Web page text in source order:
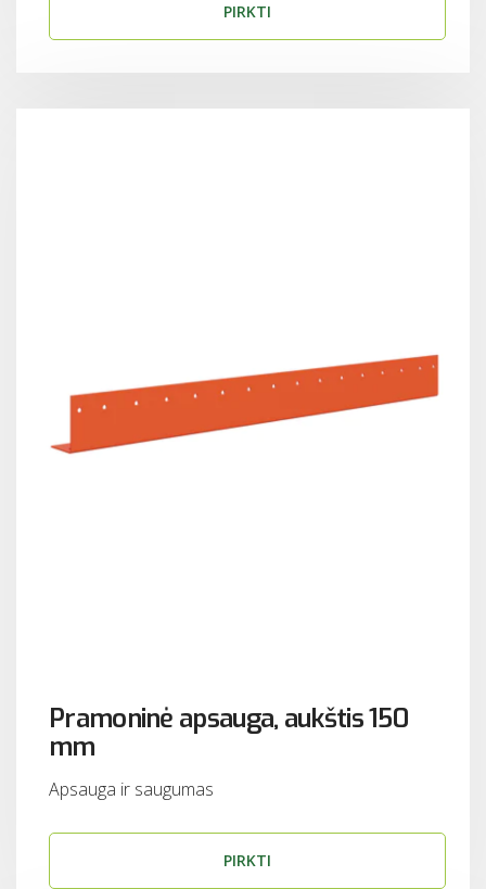
PIRKTI
Pramoninė apsauga, aukštis 150
mm
Apsauga ir saugumas
PIRKTI